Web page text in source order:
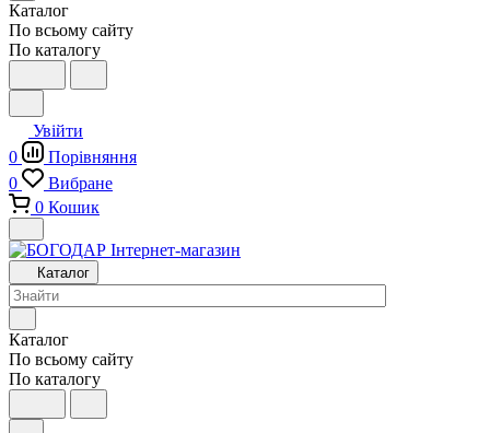
Каталог
По всьому сайту
По каталогу
Увійти
0
Порівняння
0
Вибране
0 Кошик
Каталог
Каталог
По всьому сайту
По каталогу